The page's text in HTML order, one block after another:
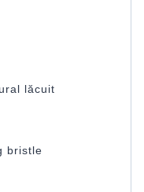
lăcuit
bristle